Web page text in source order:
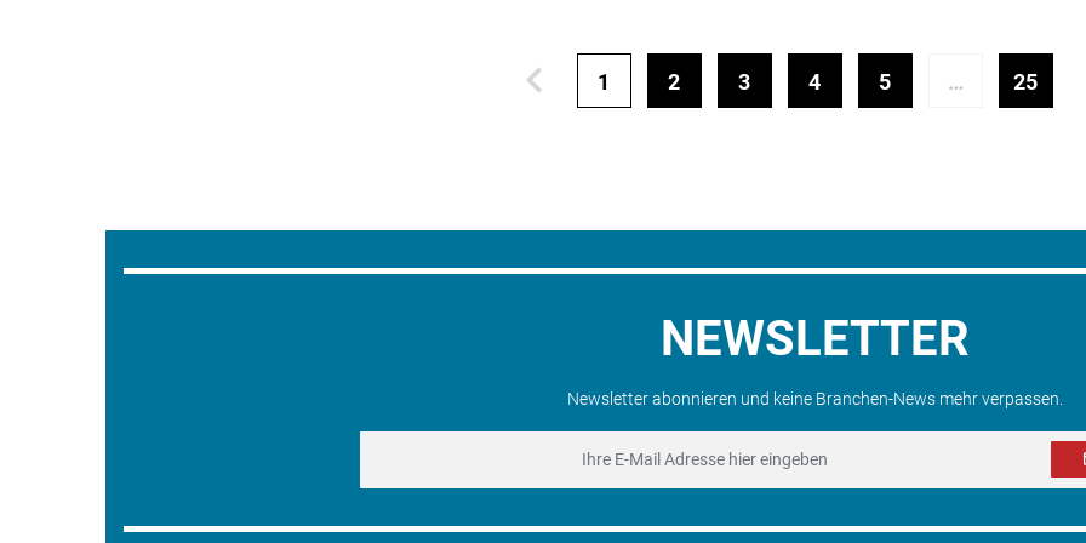
1 2 3 4 5 … 25
NEWSLETTER
Newsletter abonnieren und keine Branchen-News mehr verpassen.